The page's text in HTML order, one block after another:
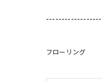
フローリング